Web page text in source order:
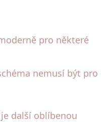
pro některé
nemusí být pro
další oblíbenou